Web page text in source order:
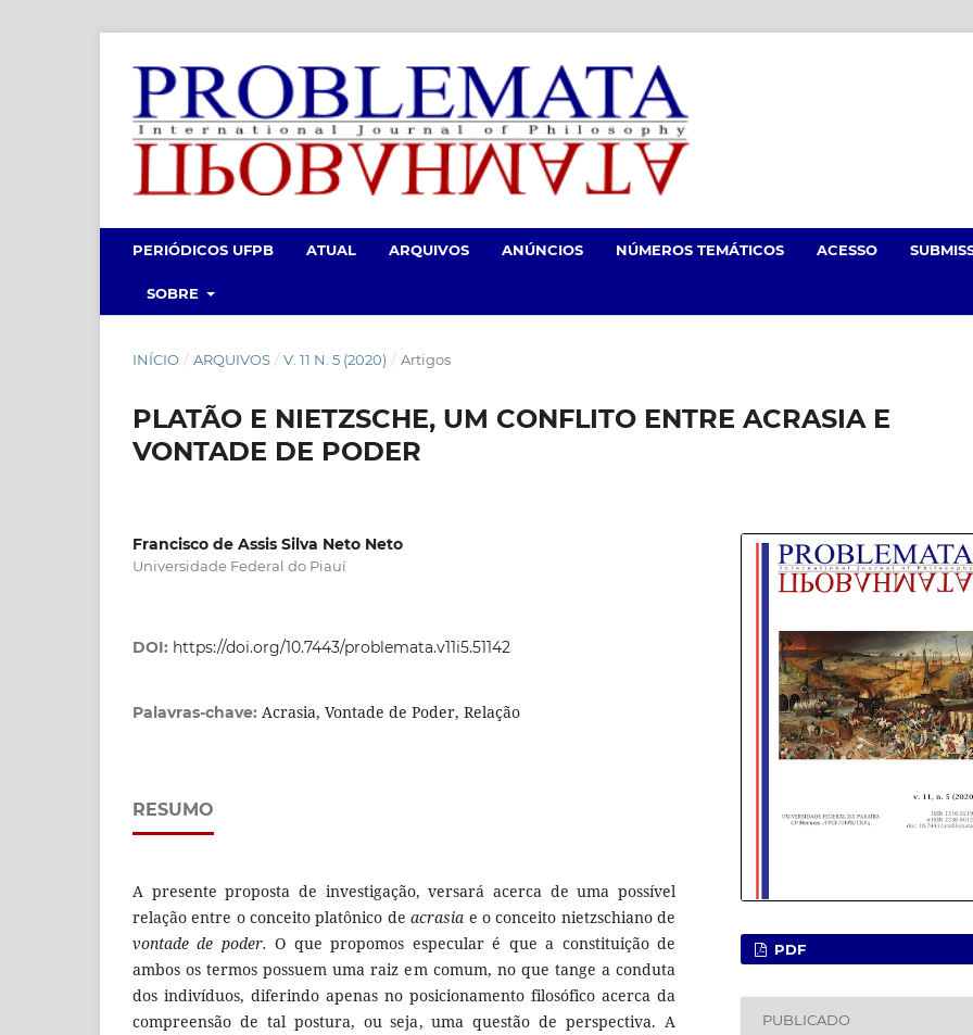
PERIÓDICOS UFPB ATUAL ARQUIVOS ANÚNCIOS NÚMEROS TEMÁTICOS ACESSO
SOBRE
INÍCIO / ARQUIVOS / V. 11 N. 5 (2020) / Artigos
PLATÃO E NIETZSCHE, UM CONFLITO ENTRE ACRASIA E
VONTADE DE PODER
Francisco de Assis Silva Neto Neto
Universidade Federal do Piauí
DOI: https://doi.org/10.7443/problemata.v11i5.51142
Palavras-chave: Acrasia, Vontade de Poder, Relação
RESUMO
A presente proposta de investigação, versará acerca de uma possível
relação entre o conceito platônico deacrasia e o conceito nietzschiano de
vontade de poder.O que propomos especular é que a constituição de
ambos os termos possuem uma raiz em comum, no que tange a conduta
dos indivíduos, diferindo apenas no posicionamento filosófico acerca da
compreensão de tal postura, ou seja, uma questão de perspectiva. A
PDF
PUBLICADO